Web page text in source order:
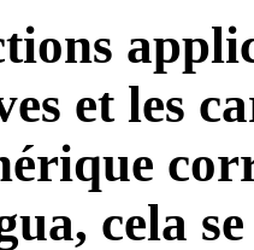
et les
cela